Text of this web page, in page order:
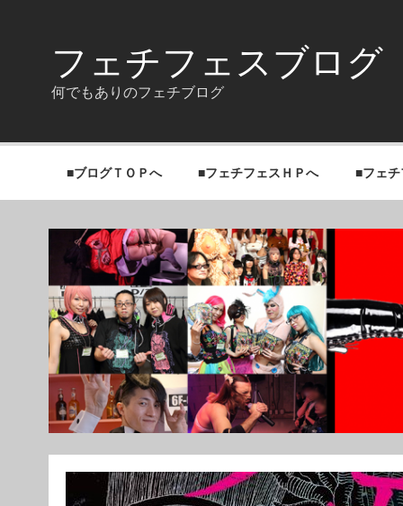
フェチフェスブログ
何でもありのフェチブログ
■ブログＴＯＰへ ■フェチフェスＨＰへ ■フェ